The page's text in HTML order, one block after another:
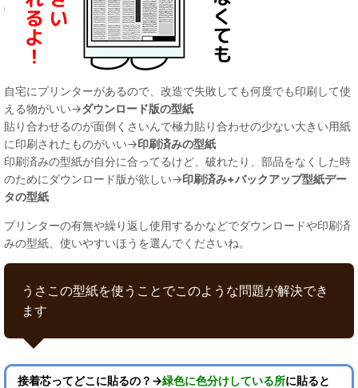
自宅にプリンターがあるので、改造で失敗しても何度でも印刷して使
える物がいい→ダウンロード版の型紙
貼り合わせるのが面倒くさいんで極力貼り合わせの少ない大きい用紙
に印刷されたものがいい→印刷済みの型紙
印刷済みの型紙が自分に合ってるけど、破れたり、部品をなくした時
のためにダウンロード版が欲しい→印刷済み+バックアップ型紙デー
タの型紙
プリンターの有無や繰り返し使用するかなどでダウンロードや印刷済
みの型紙、使いやすいほうを選んでくださいね。
うさこの型紙を使うことでこのような問題が解決でき
ます
接着芯ってどこに貼るの？→緑色に色分けしている所に貼ると